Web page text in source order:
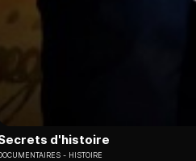
d'histoire
HISTOIRE